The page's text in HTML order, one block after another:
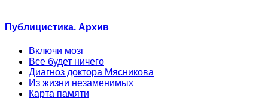
Публицистика. Архив
Включи мозг
Все будет ничего
Диагноз доктора Мясникова
Из жизни незаменимых
Карта памяти